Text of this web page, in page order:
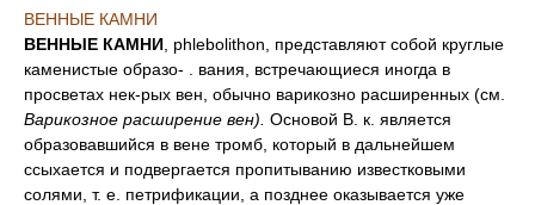
ВЕННЫЕ КАМНИ
ВЕННЫЕ КАМНИ , phlebolithon, представляют собой круглые
каменистые образо- . вания, встречающиеся иногда в
просветах нек-рых вен, обычно варикозно расширенных (см.
Варикозное расширение вен). Основой В. к. является
образовавшийся в вене тромб, который в дальнейшем
ссыхается и подвергается пропитыванию известковыми
солями, т. е. петрификации, а позднее оказывается уже